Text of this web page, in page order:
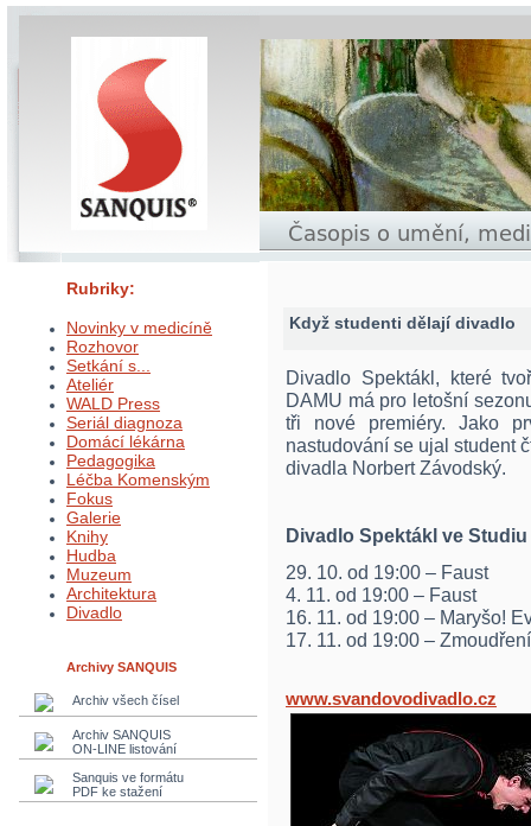
Rubriky:
Novinky v medicíně
Rozhovor
Setkání s...
Ateliér
WALD Press
Seriál diagnoza
Domácí lékárna
Pedagogika
Léčba Komenským
Fokus
Galerie
Knihy
Hudba
Muzeum
Architektura
Divadlo
Archivy SANQUIS
Archiv všech čísel
Archiv SANQUIS
ON-LINE listování
Sanquis ve formátu
PDF ke stažení
Když studenti dělají divadlo
Divadlo Spektákl, které
DAMU má pro letošní
tři nové premiéry. Jako
nastudování se ujal student
divadla Norbert Závodský.
Divadlo Spektákl ve
29. 10. od 19:00 – Faust
4. 11. od 19:00 – Faust
16. 11. od 19:00 – Maryšo!
17. 11. od 19:00 –
www.svandovodivadlo.cz